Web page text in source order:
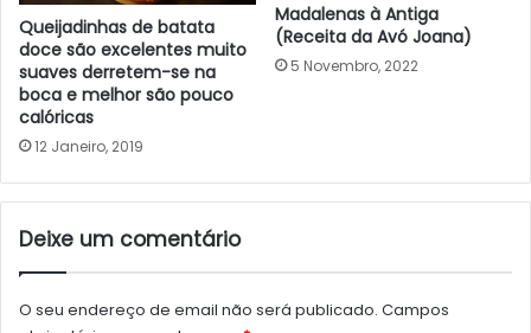
Queijadinhas de batata
doce são excelentes muito
suaves derretem-se na
boca e melhor são pouco
calóricas
12 Janeiro, 2019
Madalenas à Antiga
(Receita da Avó Joana)
5 Novembro, 2022
Deixe um comentário
O seu endereço de email não será publicado. Campos